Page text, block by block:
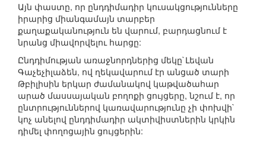
Այն փաստը, որ ընդդիմադիր կուսակցությունները
իրարից միանգամայն տարբեր
քաղաքականություն են վարում, բարդացնում է
նրանց միավորվելու հարցը:
Ընդդիմության առաջնորդներից մեկը`Լեվան
Գաչեչիլաձեն, ով ղեկավարում էր անցած տարի
Թբիլիսին երկար ժամանակով կաթվածահար
արած մասսայական բողոքի ցույցերը, նշում է, որ
ընտրություններով կառավարությունը չի փոխվի`
կոչ անելով ընդդիմադիր ակտիվիստներին կրկին
դիմել փողոցային ցույցերին: